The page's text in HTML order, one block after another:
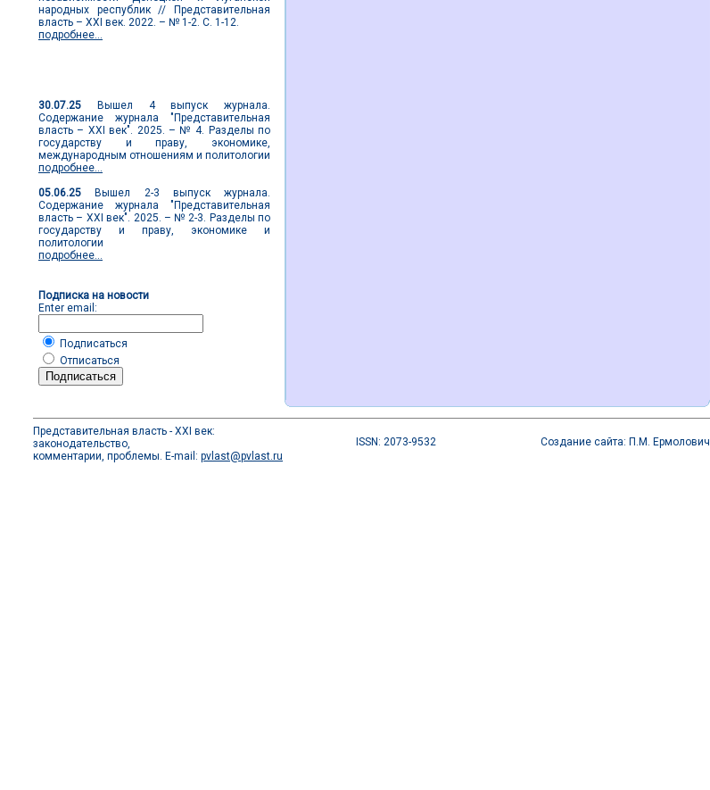
народных республик // Представительная
власть – XXI век. 2022. – № 1-2. С. 1-12.
подробнее...
30.07.25 Вышел 4 выпуск журнала.
Содержание журнала "Представительная
власть – XXI век". 2025. – № 4. Разделы по
государству и праву, экономике,
международным отношениям и политологии
подробнее...
05.06.25 Вышел 2-3 выпуск журнала.
Содержание журнала "Представительная
власть – XXI век". 2025. – № 2-3. Разделы по
государству и праву, экономике и
политологии
подробнее...
Подписка на новости
Enter email:
Подписаться
Отписаться
Представительная власть - XXI век:
законодательство,
комментарии, проблемы. E-mail: pvlast@pvlast.ru
ISSN: 2073-9532 Создание сайта: П.М. Ермолович